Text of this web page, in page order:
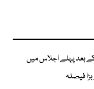
بعد پہلے اجلاس میں
فیصلہ